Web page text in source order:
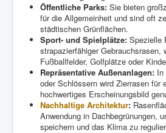
Öffentliche Parks: Sie bieten
für die Allgemeinheit und sind oft
städtischen Grünflächen.
Sport- und Spielplätze: Spezielle
strapazierfähiger Gebrauchsrasen,
Fußballfelder, Golfplätze oder
Repräsentative Außenanlagen: In
oder Schlössern wird Zierrasen für
hochwertiges Erscheinungsbild
Nachhaltige Architektur:
Anwendung in Dachbegrünungen,
speichern und das Klima zu